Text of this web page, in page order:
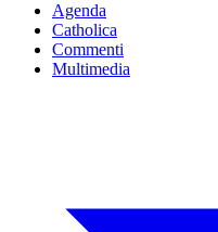
Agenda
Catholica
Commenti
Multimedia